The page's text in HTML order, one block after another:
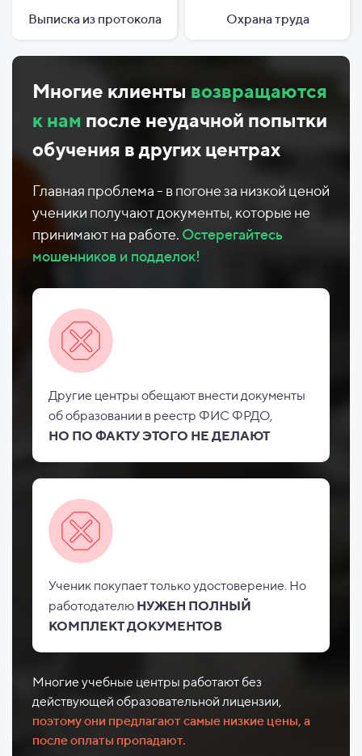
Выписка из протокола Охрана труда
Многие клиенты возвращаются
к нам после неудачной попытки
обучения в других центрах
Главная проблема - в погоне за низкой ценой
ученики получают документы, которые не
принимают на работе. Остерегайтесь
мошенников и подделок!
Другие центры обещают внести документы
обобразовании в реестр ФИС ФРДО,
НО ПО ФАКТУ ЭТОГО НЕ ДЕЛАЮТ
Ученик покупает только удостоверение. Но
работодателю НУЖЕН ПОЛНЫЙ
КОМПЛЕКТ ДОКУМЕНТОВ
Многие учебные центры работают без
действующей образовательной лицензии,
поэтому они предлагают самые низкие цены, а
после оплаты пропадают.